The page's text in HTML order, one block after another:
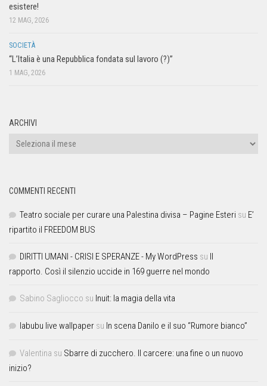
esistere!
12 MAG, 2026
SOCIETÀ
“L’Italia è una Repubblica fondata sul lavoro (?)”
1 MAG, 2026
ARCHIVI
COMMENTI RECENTI
Teatro sociale per curare una Palestina divisa – Pagine Esteri su E’
ripartito il FREEDOM BUS
DIRITTI UMANI - CRISI E SPERANZE - My WordPress su Il
rapporto. Così il silenzio uccide in 169 guerre nel mondo
Sabino Sagliocco su Inuit: la magia della vita
labubu live wallpaper su In scena Danilo e il suo “Rumore bianco”
Valentina su Sbarre di zucchero. Il carcere: una fine o un nuovo
inizio?